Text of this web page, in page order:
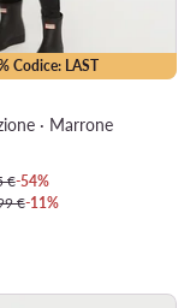
Codice: LAST
· Marrone
€-54%
€-11%